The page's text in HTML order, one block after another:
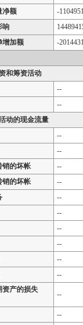
净额
-
响
增加额
-
和筹资活动
--
--
动的现金流量
--
--
销的坏帐
--
销的坏帐
--
--
--
--
--
--
--
资产的损失
--
--